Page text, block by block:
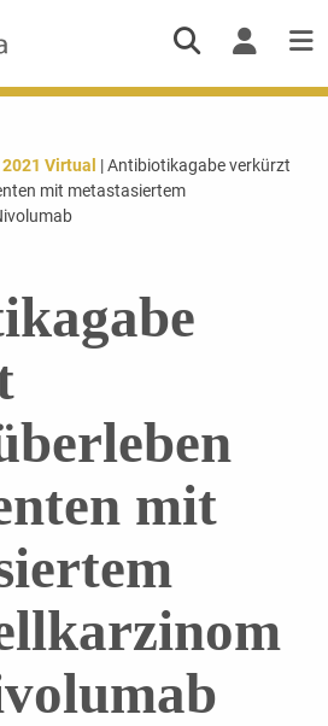
2021 Virtual | Antibiotikagabe verkürzt
mit metastasiertem
mit